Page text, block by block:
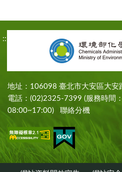
:::
地址：106098 臺北市大安區大安
電話：(02)2325-7399 (服務時間
08:00~17:00) 聯絡分機